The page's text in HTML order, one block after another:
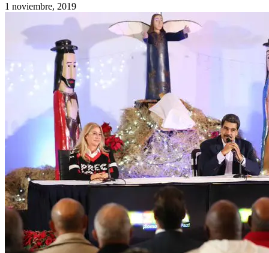
1 noviembre, 2019